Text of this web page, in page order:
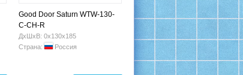
Good Door Saturn WTW-130-
C-CH-R
ДхШхВ: 0х130х185
Страна:
Россия